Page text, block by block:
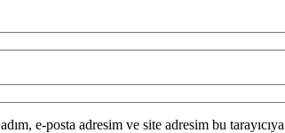
e-posta adresim ve site adresim bu